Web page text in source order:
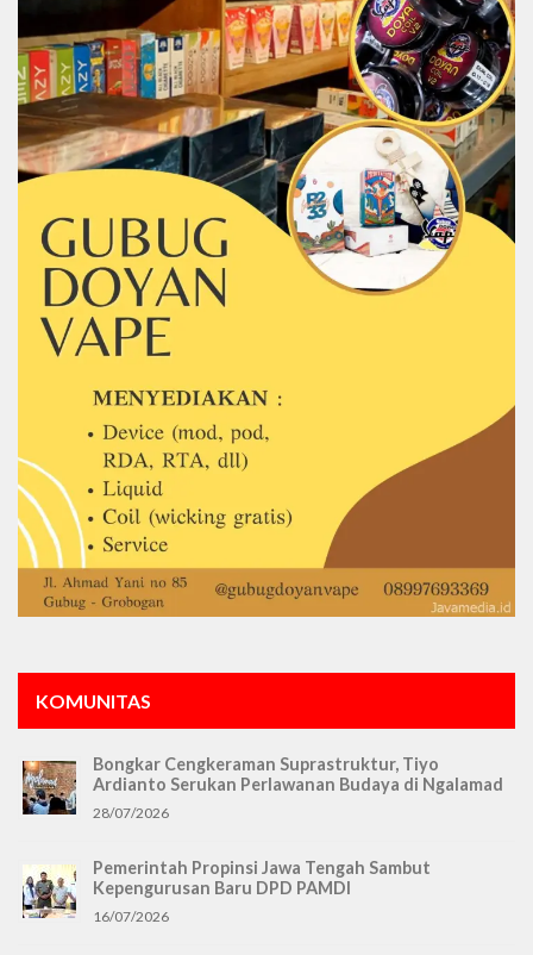
KOMUNITAS
Bongkar Cengkeraman Suprastruktur, Tiyo
Ardianto Serukan Perlawanan Budaya di Ngalamad
28/07/2026
Pemerintah Propinsi Jawa Tengah Sambut
Kepengurusan Baru DPD PAMDI
16/07/2026